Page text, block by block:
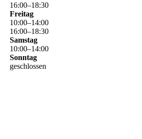
16:00–18:30
Freitag
10:00–14:00
16:00–18:30
Samstag
10:00–14:00
Sonntag
geschlossen